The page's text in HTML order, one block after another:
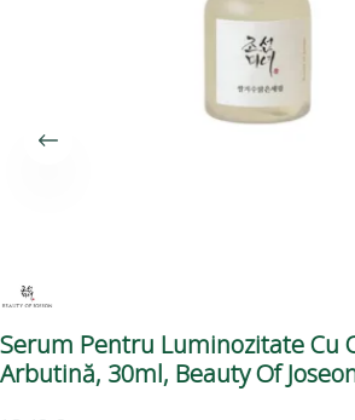
Serum Pentru Luminozitate Cu
Arbutină, 30ml, Beauty Of